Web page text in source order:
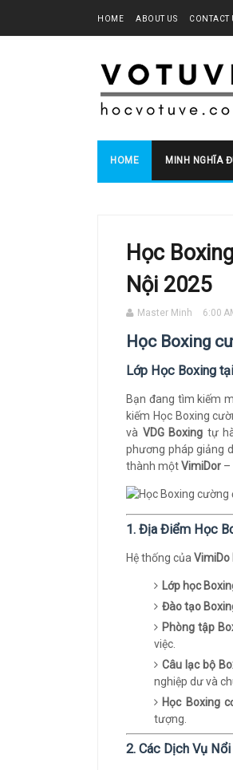
HOME ABOUT US CONTACT
HOME MINH NGHĨA
Học
Nội 2025
Master Minh 6:00
Học Boxing
Lớp Học Boxing
Bạn đang tìm kiếm
kiếm Học Boxing
và VDG Boxing tự
phương pháp giảng
thành mộtVimiDor –
1. Địa Điểm Học
Hệ thống của VimiDo
Lớp học
Đào tạo
Phòng tập
việc.
Câu lạc bộ
nghiệp dư và
Học Boxing
tượng.
2. Các Dịch Vụ